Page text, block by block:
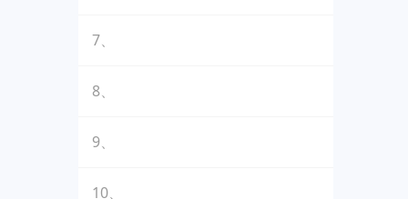
7、
8、
9、
10、